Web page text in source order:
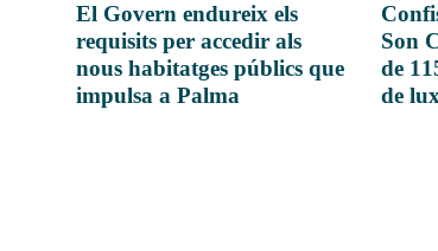
El Govern endureix els
requisits per accedir als
nous habitatges públics que
impulsa a Palma
Son
de
de